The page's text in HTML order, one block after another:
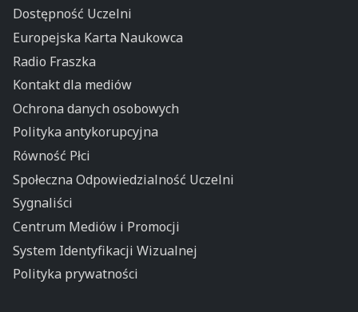
Dostępność Uczelni
Europejska Karta Naukowca
Radio Fraszka
Kontakt dla mediów
Ochrona danych osobowych
Polityka antykorupcyjna
Równość Płci
Społeczna Odpowiedzialność Uczelni
Sygnaliści
Centrum Mediów i Promocji
System Identyfikacji Wizualnej
Polityka prywatności